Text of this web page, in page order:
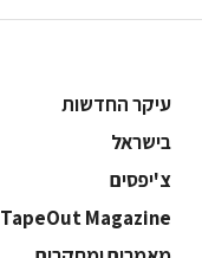
עיקר החדשות
בישראל
צ'יפסים
TapeOut Magazine